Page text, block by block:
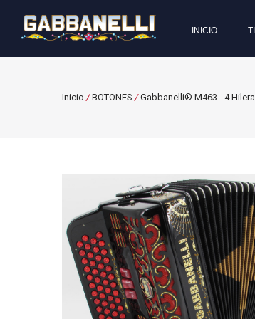
INICIO
Inicio /BOTONES /Gabbanelli® M463 - 4